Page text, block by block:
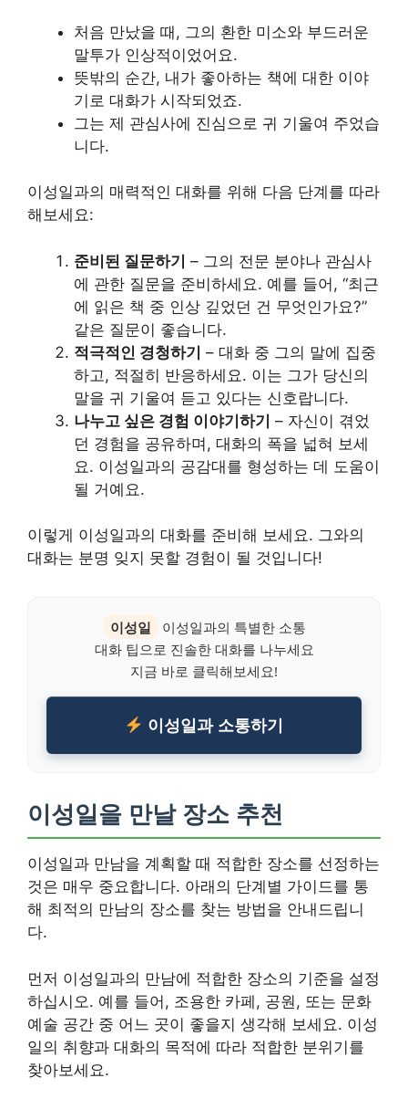
처음 만났을 때, 그의 환한 미소와 부드러운
말투가 인상적이었어요.
뜻밖의 순간, 내가 좋아하는 책에 대한 이야
기로 대화가 시작되었죠.
그는 제 관심사에 진심으로 귀 기울여 주었습
니다.
이성일과의 매력적인 대화를 위해 다음 단계를 따라
해보세요:
준비된 질문하기 – 그의 전문 분야나 관심사
에 관한 질문을 준비하세요. 예를 들어, “최근
에 읽은 책 중 인상 깊었던 건 무엇인가요?”
같은 질문이 좋습니다.
적극적인 경청하기 – 대화 중 그의 말에 집중
하고, 적절히 반응하세요. 이는 그가 당신의
말을 귀 기울여 듣고 있다는 신호랍니다.
나누고 싶은 경험 이야기하기 – 자신이 겪었
던 경험을 공유하며, 대화의 폭을 넓혀 보세
요. 이성일과의 공감대를 형성하는 데 도움이
될 거예요.
이렇게 이성일과의 대화를 준비해 보세요. 그와의
대화는 분명 잊지 못할 경험이 될 것입니다!
이성일
이성일과의 특별한 소통
대화 팁으로 진솔한 대화를 나누세요
지금 바로 클릭해보세요!
이성일과 소통하기
이성일을 만날 장소 추천
이성일과 만남을 계획할 때 적합한 장소를 선정하는
것은 매우 중요합니다. 아래의 단계별 가이드를 통
해 최적의 만남의 장소를 찾는 방법을 안내드립니
다.
먼저 이성일과의 만남에 적합한 장소의 기준을 설정
하십시오. 예를 들어, 조용한 카페, 공원, 또는 문화
예술 공간 중 어느 곳이 좋을지 생각해 보세요. 이성
일의 취향과 대화의 목적에 따라 적합한 분위기를
찾아보세요.